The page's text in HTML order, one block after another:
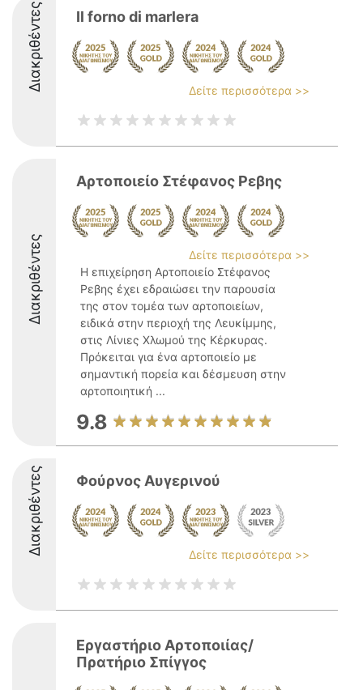
Διακριθέντες Il forno di marlera
Δείτε περισσότερα >>
Διακριθέντες
Αρτοποιείο Στέφανος Ρεβης
Δείτε περισσότερα >>
Η επιχείρηση Αρτοποιείο Στέφανος
Ρεβης έχει εδραιώσει την παρουσία
της στον τομέα των αρτοποιείων,
ειδικά στην περιοχή της Λευκίμμης,
στις Λίνιες Χλωμού της Κέρκυρας.
Πρόκειται για ένα αρτοποιείο με
σημαντική πορεία και δέσμευση στην
αρτοποιητική ...
9.8
Διακριθέντες Φούρνος Αυγερινού
Δείτε περισσότερα >>
Εργαστήριο Αρτοποιίας/
Πρατήριο Σπίγγος